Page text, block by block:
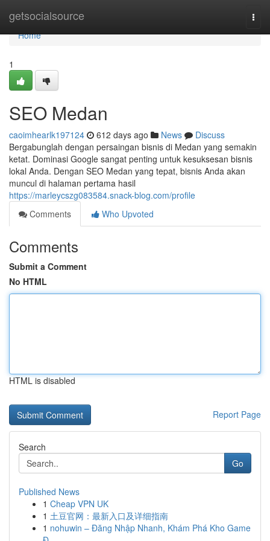
getsocialsource
Home
Home
1
SEO Medan
caoimhearlk197124 612 days ago News
Discuss
Bergabunglah dengan persaingan bisnis di Medan yang semakin
ketat. Dominasi Google sangat penting untuk kesuksesan bisnis
lokal Anda. Dengan SEO Medan yang tepat, bisnis Anda akan
muncul di halaman pertama hasil
https://marleycszg083584.snack-blog.com/profile
Comments
Who Upvoted
Comments
Submit a Comment
No HTML
HTML is disabled
Report Page
Search
Go
Published News
1 Cheap VPN UK
1 土豆官网：最新入口及详细指南
1 nohuwin – Đăng Nhập Nhanh, Khám Phá Kho Game